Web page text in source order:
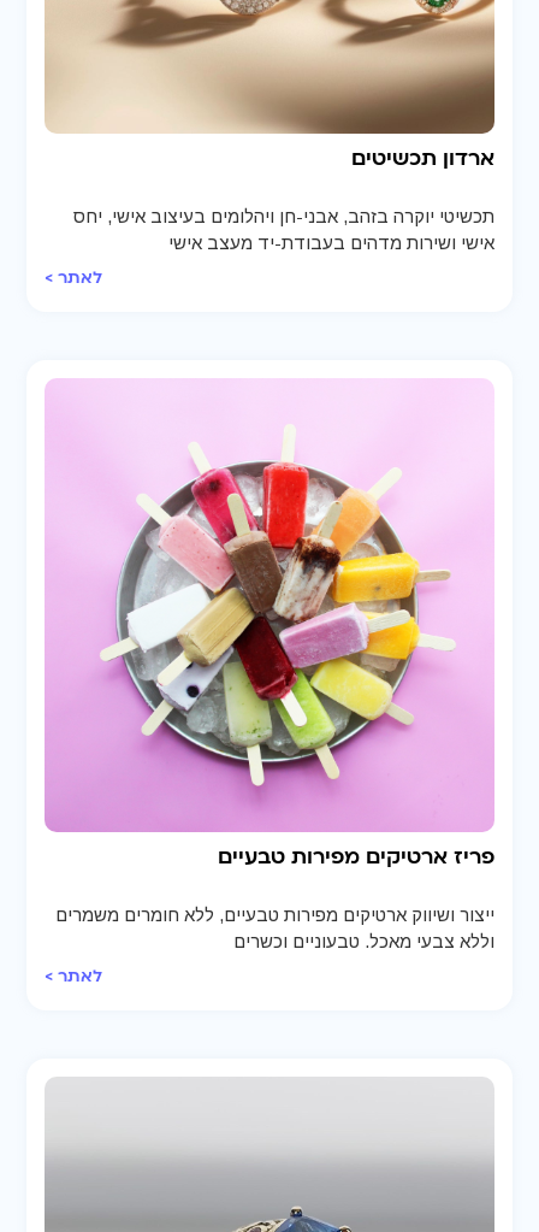
ארדון תכשיטים
תכשיטי יוקרה בזהב, אבני-חן ויהלומים בעיצוב אישי, יחס
אישי ושירות מדהים בעבודת-יד מעצב אישי
לאתר >
פריז ארטיקים מפירות טבעיים
ייצור ושיווק ארטיקים מפירות טבעיים, ללא חומרים משמרים
וללא צבעי מאכל. טבעוניים וכשרים
לאתר >